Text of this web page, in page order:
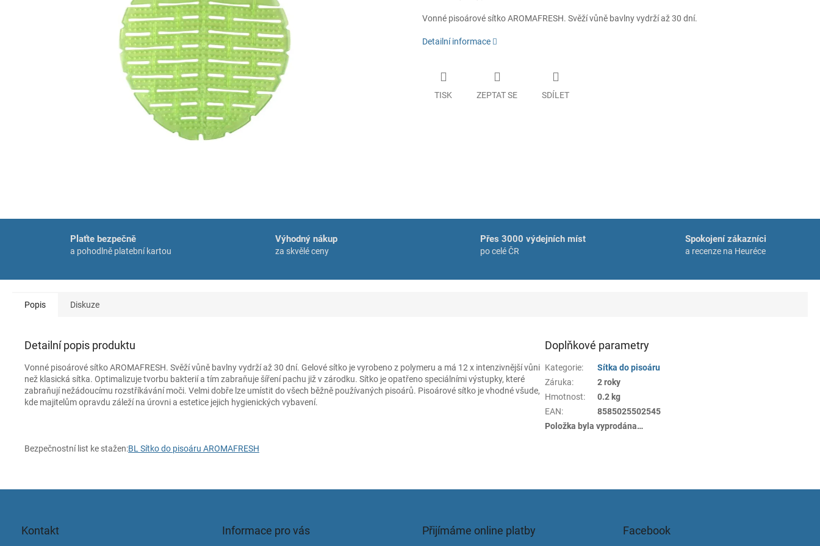
Vonné pisoárové sítko AROMAFRESH. Svěží vůně bavlny vydrží až 30 dní.
Detailní informace
TISK ZEPTAT SE SDÍLET
Plaťte bezpečně
a pohodlně platební kartou
Výhodný nákup
za skvělé ceny
Přes 3000 výdejních míst
po celé ČR
Spokojení zákazníci
a recenze na Heuréce
Popis Diskuze
Detailní popis produktu
Vonné pisoárové sítko AROMAFRESH. Svěží vůně bavlny vydrží až 30 dní. Gelové sítko je vyrobeno z polymeru a má 12 x intenzivnější vůni
než klasická sítka. Optimalizuje tvorbu bakterií a tím zabraňuje šíření pachu již v zárodku. Sítko je opatřeno speciálními výstupky, které
zabraňují nežádoucímu rozstříkávání moči. Velmi dobře lze umístit do všech běžně používaných pisoárů. Pisoárové sítko je vhodné všude,
kde majitelům opravdu záleží na úrovni a estetice jejich hygienických vybavení.
Bezpečnostní list ke stažen:BL Sítko do pisoáru AROMAFRESH
Doplňkové parametry
Kategorie:
Sítka do pisoáru
Záruka:
2 roky
Hmotnost:
0.2 kg
EAN:
8585025502545
Položka byla vyprodána…
Kontakt Informace pro vás Přijímáme online platby Facebook